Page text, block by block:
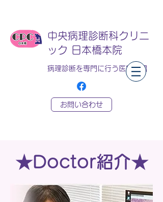
中央病理診断科クリニ
ック 日本橋本院
病理診断を専門に行う医療機関
お問い合わせ
★Doctor紹介★